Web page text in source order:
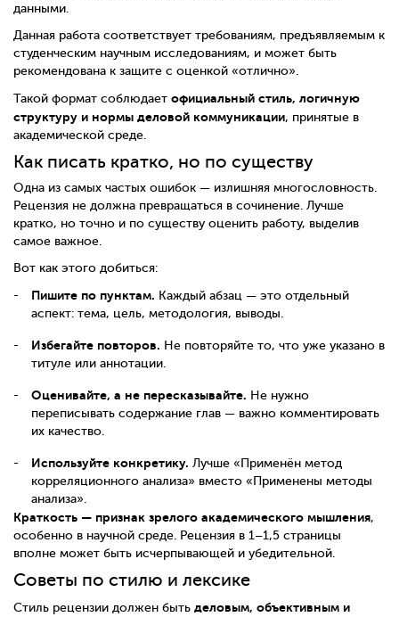
данными.
Данная работа соответствует требованиям, предъявляемым к
студенческим научным исследованиям, и может быть
рекомендована к защите с оценкой «отлично».
Такой формат соблюдает официальный стиль, логичную
структуру и нормы деловой коммуникации, принятые в
академической среде.
Как писать кратко, но по существу
Одна из самых частых ошибок — излишняя многословность.
Рецензия не должна превращаться в сочинение. Лучше
кратко, но точно и по существу оценить работу, выделив
самое важное.
Вот как этого добиться:
Пишите по пунктам. Каждый абзац — это отдельный
аспект: тема, цель, методология, выводы.
Избегайте повторов. Не повторяйте то, что уже указано в
титуле или аннотации.
Оценивайте, а не пересказывайте. Не нужно
переписывать содержание глав — важно комментировать
их качество.
Используйте конкретику. Лучше «Применён метод
корреляционного анализа» вместо «Применены методы
анализа».
Краткость — признак зрелого академического мышления,
особенно в научной среде. Рецензия в 1–1,5 страницы
вполне может быть исчерпывающей и убедительной.
Советы по стилю и лексике
Стиль рецензии должен быть деловым, объективным и